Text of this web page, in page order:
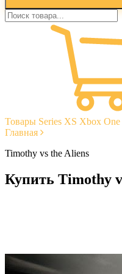
Товары Series XS Xbox One
Главная
Timothy vs the Aliens
Купить Timothy